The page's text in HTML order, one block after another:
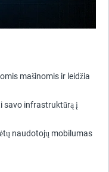
mašinomis ir leidžia
savo infrastruktūrą į
naudotojų mobilumas